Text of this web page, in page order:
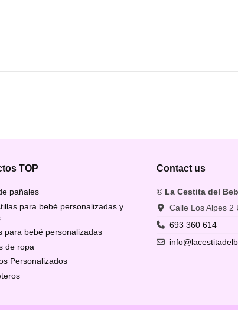
TOP
pañales
para bebé personalizadas y
para bebé personalizadas
de ropa
Personalizados
Contact us
© La Cestita del
Calle Los Alpes 2
693 360 614